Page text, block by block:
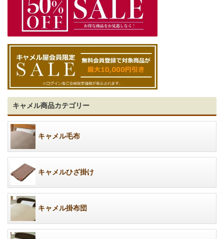
キャメル商品カテゴリー
キャメル毛布
キャメルひざ掛け
キャメル掛布団